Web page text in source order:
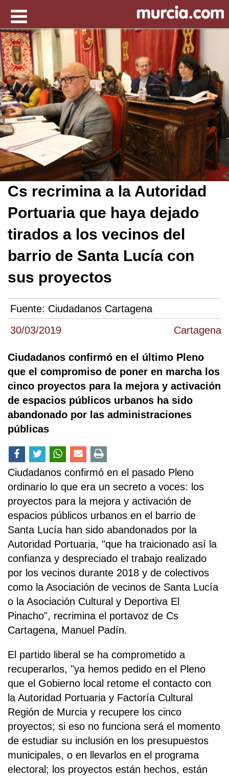
30/03/2019 Cartagena
Cs recrimina a la Autoridad
Portuaria que haya dejado
tirados a los vecinos del
barrio de Santa Lucía con
sus proyectos
Fuente: Ciudadanos Cartagena
Ciudadanos confirmó en el último Pleno
que el compromiso de poner en marcha los
cinco proyectos para la mejora y activación
de espacios públicos urbanos ha sido
abandonado por las administraciones
públicas
Ciudadanos confirmó en el pasado Pleno
ordinario lo que era un secreto a voces: los
proyectos para la mejora y activación de
espacios públicos urbanos en el barrio de
Santa Lucía han sido abandonados por la
Autoridad Portuaria, "que ha traicionado así la
confianza y despreciado el trabajo realizado
por los vecinos durante 2018 y de colectivos
como la Asociación de vecinos de Santa Lucía
o la Asociación Cultural y Deportiva El
Pinacho", recrimina el portavoz de Cs
Cartagena, Manuel Padín.
El partido liberal se ha comprometido a
recuperarlos, "ya hemos pedido en el Pleno
que el Gobierno local retome el contacto con
la Autoridad Portuaria y Factoría Cultural
Región de Murcia y recupere los cinco
proyectos; si eso no funciona será el momento
de estudiar su inclusión en los presupuestos
municipales, o en llevarlos en el programa
electoral; los proyectos están hechos, están